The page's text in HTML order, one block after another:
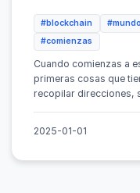
#blockchain #mundo
#comienzas
Cuando comienzas a
primeras cosas que
recopilar direcciones,
2025-01-01